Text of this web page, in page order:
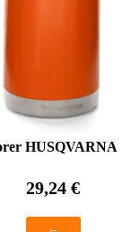
HUSQVARNA
29,24 €